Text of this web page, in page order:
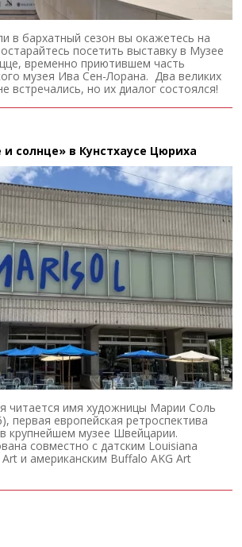
в бархатный сезон вы окажетесь на
посетить выставку в Музее
временно приютившем часть
музея Ива Сен-Лорана. Два великих
встречались, но их диалог состоялся!
солнце» в Кунстхаусе Цюриха
читается имя художницы Марии Соль
первая европейская ретроспектива
крупнейшем музее Швейцарии.
совместно с датским Louisiana
и американским Buffalo AKG Art